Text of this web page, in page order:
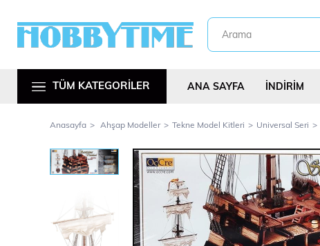
TÜM KATEGORİLER
Metal Araç Kitleri
ANA SAYFA İNDİRİM
Anasayfa Ahşap Modeller Tekne Model Kitleri Universal Seri